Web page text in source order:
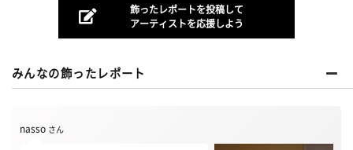
飾ったレポートを投稿して
アーティストを応援しよう
みんなの飾ったレポート
nasso さん